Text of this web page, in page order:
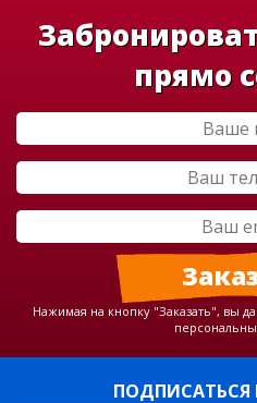
прямо
Нажимая на кнопку "Заказать", вы
ПОДПИСАТЬСЯ